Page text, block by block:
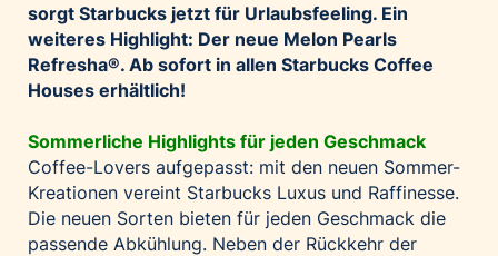
win2day
Wolt
woom bikes
Kontakt
sorgt Starbucks jetzt für Urlaubsfeeling. Ein
weiteres Highlight: Der neue Melon Pearls
Refresha®. Ab sofort in allen Starbucks Coffee
Houses erhältlich!
Sommerliche Highlights für jeden Geschmack
Coffee-Lovers aufgepasst: mit den neuen Sommer-
Kreationen vereint Starbucks Luxus und Raffinesse.
Die neuen Sorten bieten für jeden Geschmack die
passende Abkühlung. Neben der Rückkehr der